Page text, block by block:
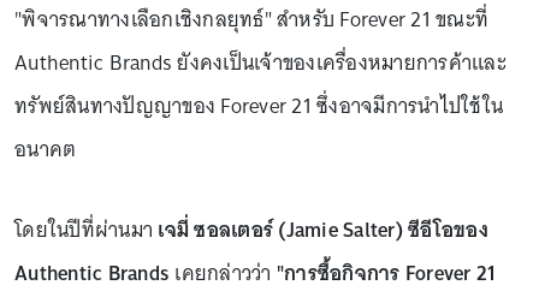
"พิจารณาทางเลือกเชิงกลยุทธ์" สำหรับ Forever 21 ขณะที่
Authentic Brands ยังคงเป็นเจ้าของเครื่องหมายการค้าและ
ทรัพย์สินทางปัญญาของ Forever 21 ซึ่งอาจมีการนำไปใช้ใน
อนาคต
โดยในปีที่ผ่านมา เจมี่ ซอลเตอร์ (Jamie Salter) ซีอีโอของ
Authentic Brands เคยกล่าวว่า "การซื้อกิจการ Forever 21